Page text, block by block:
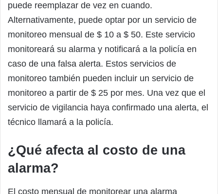
puede reemplazar de vez en cuando.
Alternativamente, puede optar por un servicio de
monitoreo mensual de $ 10 a $ 50. Este servicio
monitoreará su alarma y notificará a la policía en
caso de una falsa alerta. Estos servicios de
monitoreo también pueden incluir un servicio de
monitoreo a partir de $ 25 por mes. Una vez que el
servicio de vigilancia haya confirmado una alerta, el
técnico llamará a la policía.
¿Qué afecta al costo de una
alarma?
El costo mensual de monitorear una alarma